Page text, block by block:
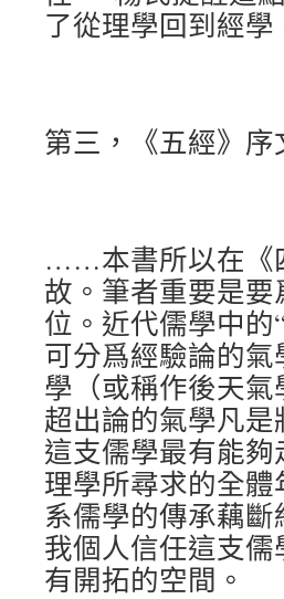
了從理學回到經學
第三，《五經》
……本書所以在《
故。筆者重要是
位。近代儒學中
可分爲經驗論的
學（或稱作後天
超出論的氣學凡
這支儒學最有能
理學所尋求的全
系儒學的傳承藕
我個人信任這支
有開拓的空間。